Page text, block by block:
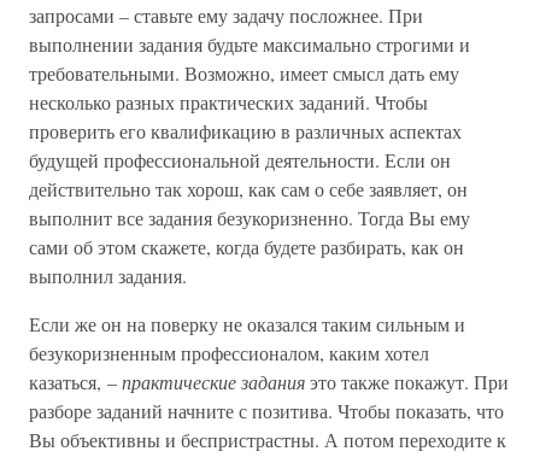
запросами – ставьте ему задачу посложнее. При
выполнении задания будьте максимально строгими и
требовательными. Возможно, имеет смысл дать ему
несколько разных практических заданий. Чтобы
проверить его квалификацию в различных аспектах
будущей профессиональной деятельности. Если он
действительно так хорош, как сам о себе заявляет, он
выполнит все задания безукоризненно. Тогда Вы ему
сами об этом скажете, когда будете разбирать, как он
выполнил задания.
Если же он на поверку не оказался таким сильным и
безукоризненным профессионалом, каким хотел
казаться, –практические заданияэто также покажут. При
разборе заданий начните с позитива. Чтобы показать, что
Вы объективны и беспристрастны. А потом переходите к